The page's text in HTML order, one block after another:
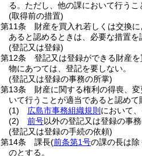
る。 ただし、他の課において行う
(取得前の措置)
第11条
財産を買入れ若しくは交換
あると認めるときは、必要な措置
(登記又は登録)
第12条
登記又は登録ができる財産
物にあつては、登記を要しない。
(登記又は登録の事務の所掌)
第13条
財産に関する権利の得喪、
いて行うことが適当であると認め
(1)
広島市事務組織規則 において
(2)
前号以外の登記又は登録の事
(登記又は登録の手続の依頼)
第14条
課長(前条第1号の課の長は除
のとする。